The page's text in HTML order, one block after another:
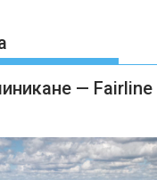
—